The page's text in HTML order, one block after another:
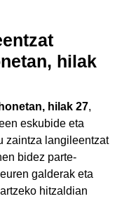
hilak
hilak 27,
eskubide eta
zaintza langileentzat
bidez parte-
galderak eta
hitzaldian